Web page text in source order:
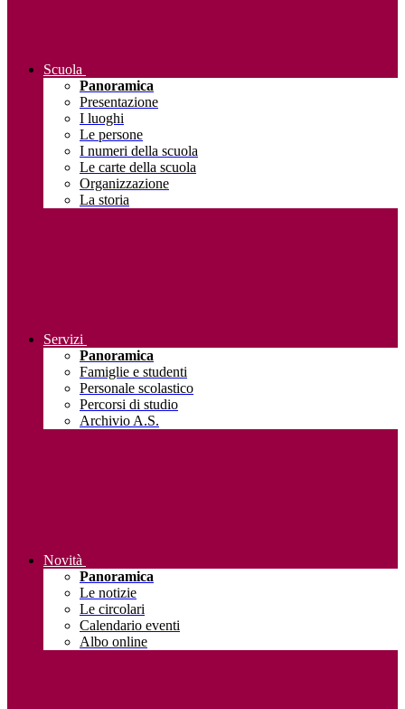
Scuola
Panoramica
Presentazione
I luoghi
Le persone
I numeri della scuola
Le carte della scuola
Organizzazione
La storia
Servizi
Panoramica
Famiglie e studenti
Personale scolastico
Percorsi di studio
Archivio A.S.
Novità
Panoramica
Le notizie
Le circolari
Calendario eventi
Albo online